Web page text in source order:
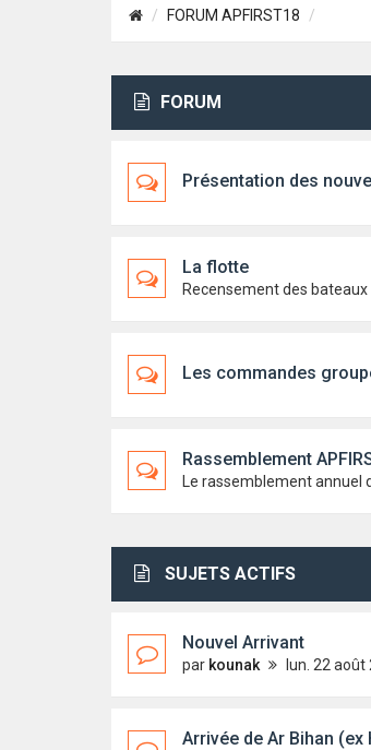
FORUM APFIRST18
FORUM
Présentation des
La flotte
Recensement des bateaux
Les commandes
Rassemblement
SUJETS ACTIFS
Nouvel Arrivant
par kounak lun. 22
Arrivée de Ar Bihan (ex